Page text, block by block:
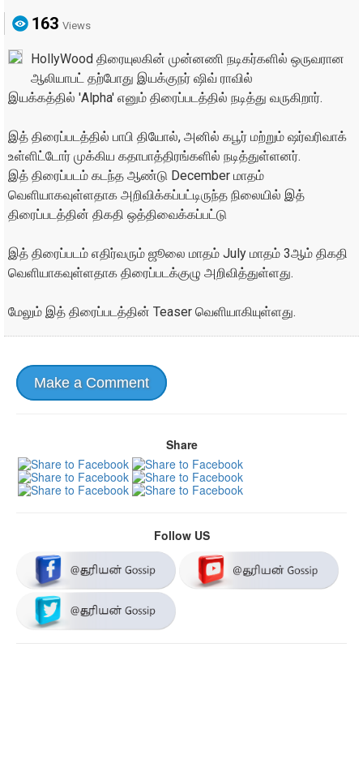
163 Views
HollyWood திரையுலகின் முன்னணி நடிகர்களில் ஒருவரான
ஆலியாபட் தற்போது இயக்குநர் ஷிவ் ராவில்
இயக்கத்தில் 'Alpha' எனும் திரைப்படத்தில் நடித்து வருகிறார்.
இத் திரைப்படத்தில் பாபி தியோல், அனில் கபூர் மற்றும் ஷர்வரிவாக்
உள்ளிட்டோர் முக்கிய கதாபாத்திரங்களில் நடித்துள்ளனர்.
இத் திரைப்படம் கடந்த ஆண்டு December மாதம்
வெளியாகவுள்ளதாக அறிவிக்கப்பட்டிருந்த நிலையில் இத்
திரைப்படத்தின் திகதி ஒத்திவைக்கப்பட்டு
இத் திரைப்படம் எதிர்வரும் ஜூலை மாதம் July மாதம் 3ஆம் திகதி
வெளியாகவுள்ளதாக திரைப்படக்குழு அறிவித்துள்ளது.
மேலும் இத் திரைப்படத்தின் Teaser வெளியாகியுள்ளது.
Make a Comment
Share
Follow US